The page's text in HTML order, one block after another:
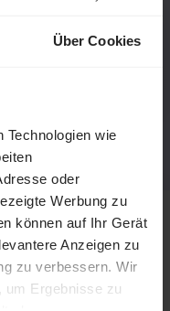
Über Cookies
Technologien wie
oder
Werbung zu
können auf Ihr Gerät
Anzeigen zu
zu verbessern. Wir
um Ergebnisse zu
und